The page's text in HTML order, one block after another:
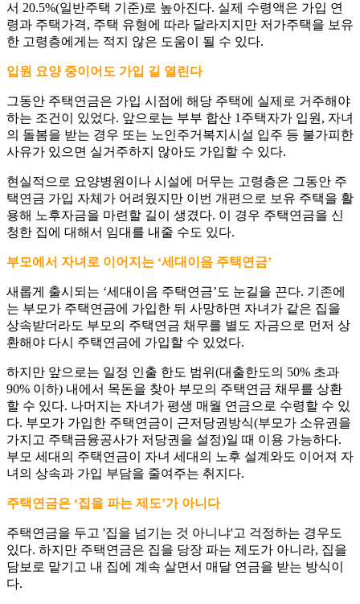
서 20.5%(일반주택 기준)로 높아진다. 실제 수령액은 가입 연
령과 주택가격, 주택 유형에 따라 달라지지만 저가주택을 보유
한 고령층에게는 적지 않은 도움이 될 수 있다.
입원 요양 중이어도 가입 길 열린다
그동안 주택연금은 가입 시점에 해당 주택에 실제로 거주해야
하는 조건이 있었다. 앞으로는 부부 합산 1주택자가 입원, 자녀
의 돌봄을 받는 경우 또는 노인주거복지시설 입주 등 불가피한
사유가 있으면 실거주하지 않아도 가입할 수 있다.
현실적으로 요양병원이나 시설에 머무는 고령층은 그동안 주
택연금 가입 자체가 어려웠지만 이번 개편으로 보유 주택을 활
용해 노후자금을 마련할 길이 생겼다. 이 경우 주택연금을 신
청한 집에 대해서 임대를 내줄 수도 있다.
부모에서 자녀로 이어지는 ‘세대이음 주택연금’
새롭게 출시되는 ‘세대이음 주택연금’도 눈길을 끈다. 기존에
는 부모가 주택연금에 가입한 뒤 사망하면 자녀가 같은 집을
상속받더라도 부모의 주택연금 채무를 별도 자금으로 먼저 상
환해야 다시 주택연금에 가입할 수 있었다.
하지만 앞으로는 일정 인출 한도 범위(대출한도의 50% 초과
90% 이하) 내에서 목돈을 찾아 부모의 주택연금 채무를 상환
할 수 있다. 나머지는 자녀가 평생 매월 연금으로 수령할 수 있
다. 부모가 가입한 주택연금이 근저당권방식(부모가 소유권을
가지고 주택금융공사가 저당권을 설정)일 때 이용 가능하다.
부모 세대의 주택연금이 자녀 세대의 노후 설계와도 이어져 자
녀의 상속과 가입 부담을 줄여주는 취지다.
주택연금은 ‘집을 파는 제도’가 아니다
주택연금을 두고 '집을 넘기는 것 아니냐'고 걱정하는 경우도
있다. 하지만 주택연금은 집을 당장 파는 제도가 아니라, 집을
담보로 맡기고 내 집에 계속 살면서 매달 연금을 받는 방식이
다.